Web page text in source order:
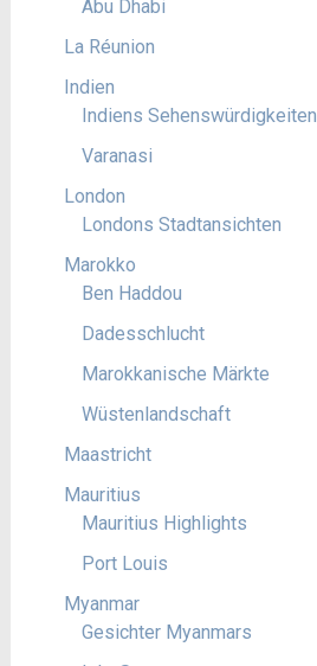
Abu Dhabi
La Réunion
Indien
Indiens Sehenswürdigkeiten
Varanasi
London
Londons Stadtansichten
Marokko
Ben Haddou
Dadesschlucht
Marokkanische Märkte
Wüstenlandschaft
Maastricht
Mauritius
Mauritius Highlights
Port Louis
Myanmar
Gesichter Myanmars